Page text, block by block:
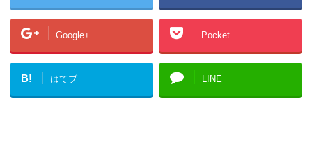
Google+ Pocket
B! はてブ LINE